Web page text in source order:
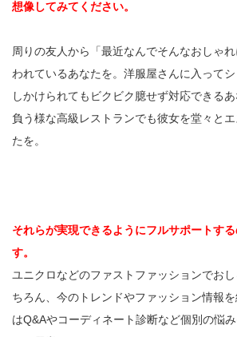
想像してみてください。
周りの友人から「最近なんでそんなおしゃ
われているあなたを。洋服屋さんに入って
しかけられてもビクビク臆せず対応できる
負う様な高級レストランでも彼女を堂々と
たを。
それらが実現できるようにフルサポートす
す。
ユニクロなどのファストファッションでお
ちろん、今のトレンドやファッション情報
はQ&Aやコーディネート診断など個別の悩